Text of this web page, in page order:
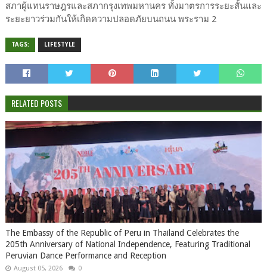
สภาผู้แทนราษฎรและสภากรุงเทพมหานคร ทั้งมาตรการระยะสั้นและ
ระยะยาวร่วมกันให้เกิดความปลอดภัยบนถนน พระราม 2
TAGS: LIFESTYLE
RELATED POSTS
The Embassy of the Republic of Peru in Thailand Celebrates the
205th Anniversary of National Independence, Featuring Traditional
Peruvian Dance Performance and Reception
August 05, 2026 0